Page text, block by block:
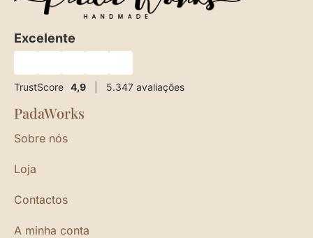
Excelente
TrustScore 4,9 5.347 avaliações
PadaWorks
Sobre nós
Loja
Contactos
A minha conta